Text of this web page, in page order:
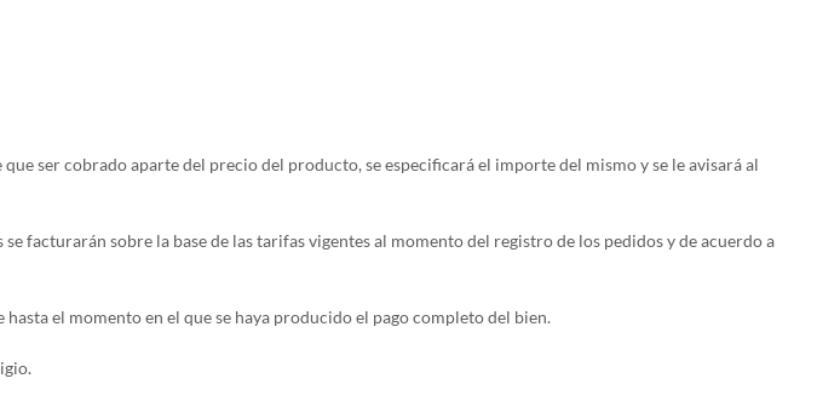
ser cobrado aparte del precio del producto, se especificará el importe del mismo y se le avisará al
facturarán sobre la base de las tarifas vigentes al momento del registro de los pedidos y de acuerdo a
el momento en el que se haya producido el pago completo del bien.